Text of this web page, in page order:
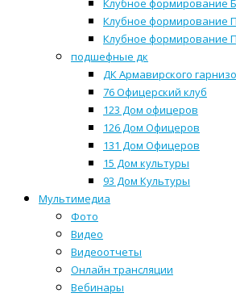
Клубное формирование
Клубное формирование
Клубное формирование
подшефные дк
ДК Армавирского
76 Офицерский клуб
123 Дом офицеров
126 Дом Офицеров
131 Дом Офицеров
15 Дом культуры
93 Дом Культуры
Мультимедиа
Фото
Видео
Видеоотчеты
Онлайн трансляции
Вебинары